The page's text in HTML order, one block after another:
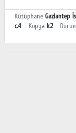
Kütüphane Gaziantep
c.4
Kopya k.2